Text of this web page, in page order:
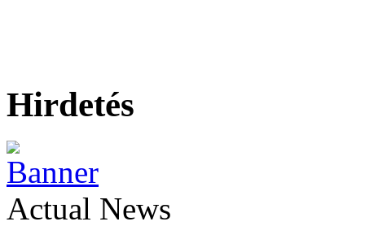
Hirdetés
Actual News